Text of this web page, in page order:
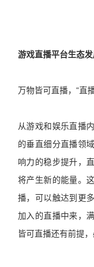
游戏直播平台生态
万物皆可直播，“直
从游戏和娱乐直播
的垂直细分直播领
响力的稳步提升，
将产生新的能量。
播，可以触达到更
加入的直播中来，
皆可直播还有前提